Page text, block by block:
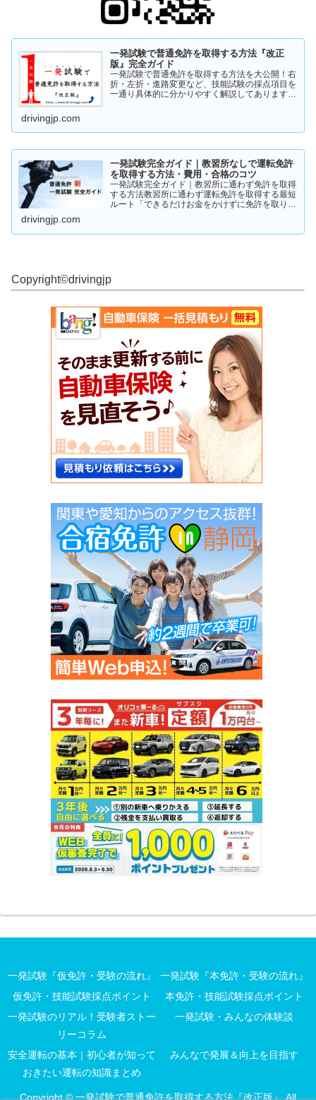
一発試験で普通免許を取得する方法『改正
版』完全ガイド
一発試験で普通免許を取得する方法を大公開！右
折・左折・進路変更など、技能試験の採点項目を
一通り具体的に分かりやすく解説してあります。
drivingjp.com
一発試験完全ガイド｜教習所なしで運転免許
を取得する方法・費用・合格のコツ
一発試験完全ガイド｜教習所に通わず免許を取得
する方法教習所に通わず運転免許を取得する最短
ルート「できるだけお金をかけずに免許を取りた
試験（飛び込み試験...
drivingjp.com
Copyright©︎drivingjp
一発試験『仮免許・受験の流れ』
一発試験『本免許・受験の流れ』
仮免許・技能試験採点ポイント
本免許・技能試験採点ポイント
一発試験のリアル！受験者ストー
リーコラム
一発試験・みんなの体験談
安全運転の基本｜初心者が知って
おきたい運転の知識まとめ
みんなで発展＆向上を目指す
Copyright © 一発試験で普通免許を取得する方法『改正版』 All